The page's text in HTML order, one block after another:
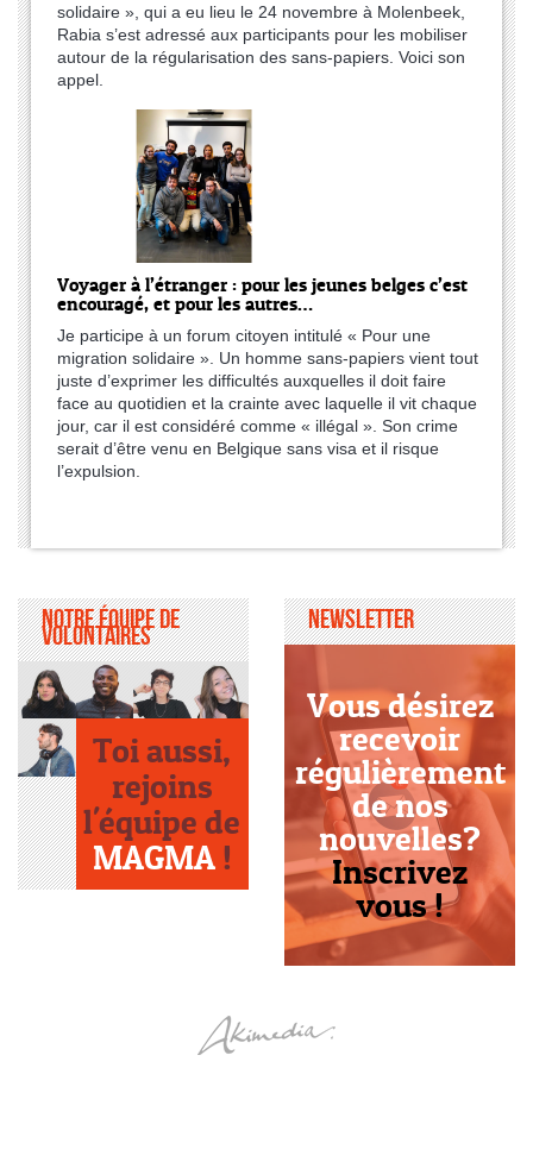
solidaire », qui a eu lieu le 24 novembre à Molenbeek,
Rabia s’est adressé aux participants pour les mobiliser
autour de la régularisation des sans-papiers. Voici son
appel.
Voyager à l’étranger : pour les jeunes belges c’est
encouragé, et pour les autres…
Je participe à un forum citoyen intitulé « Pour une
migration solidaire ». Un homme sans-papiers vient tout
juste d’exprimer les difficultés auxquelles il doit faire
face au quotidien et la crainte avec laquelle il vit chaque
jour, car il est considéré comme « illégal ». Son crime
serait d’être venu en Belgique sans visa et il risque
l’expulsion.
Notre équipe de
volontaires
Toi aussi,
rejoins
l'équipe de
MAGMA !
Newsletter
Vous désirez
recevoir
régulièrement
de nos
nouvelles?
Inscrivez
vous !